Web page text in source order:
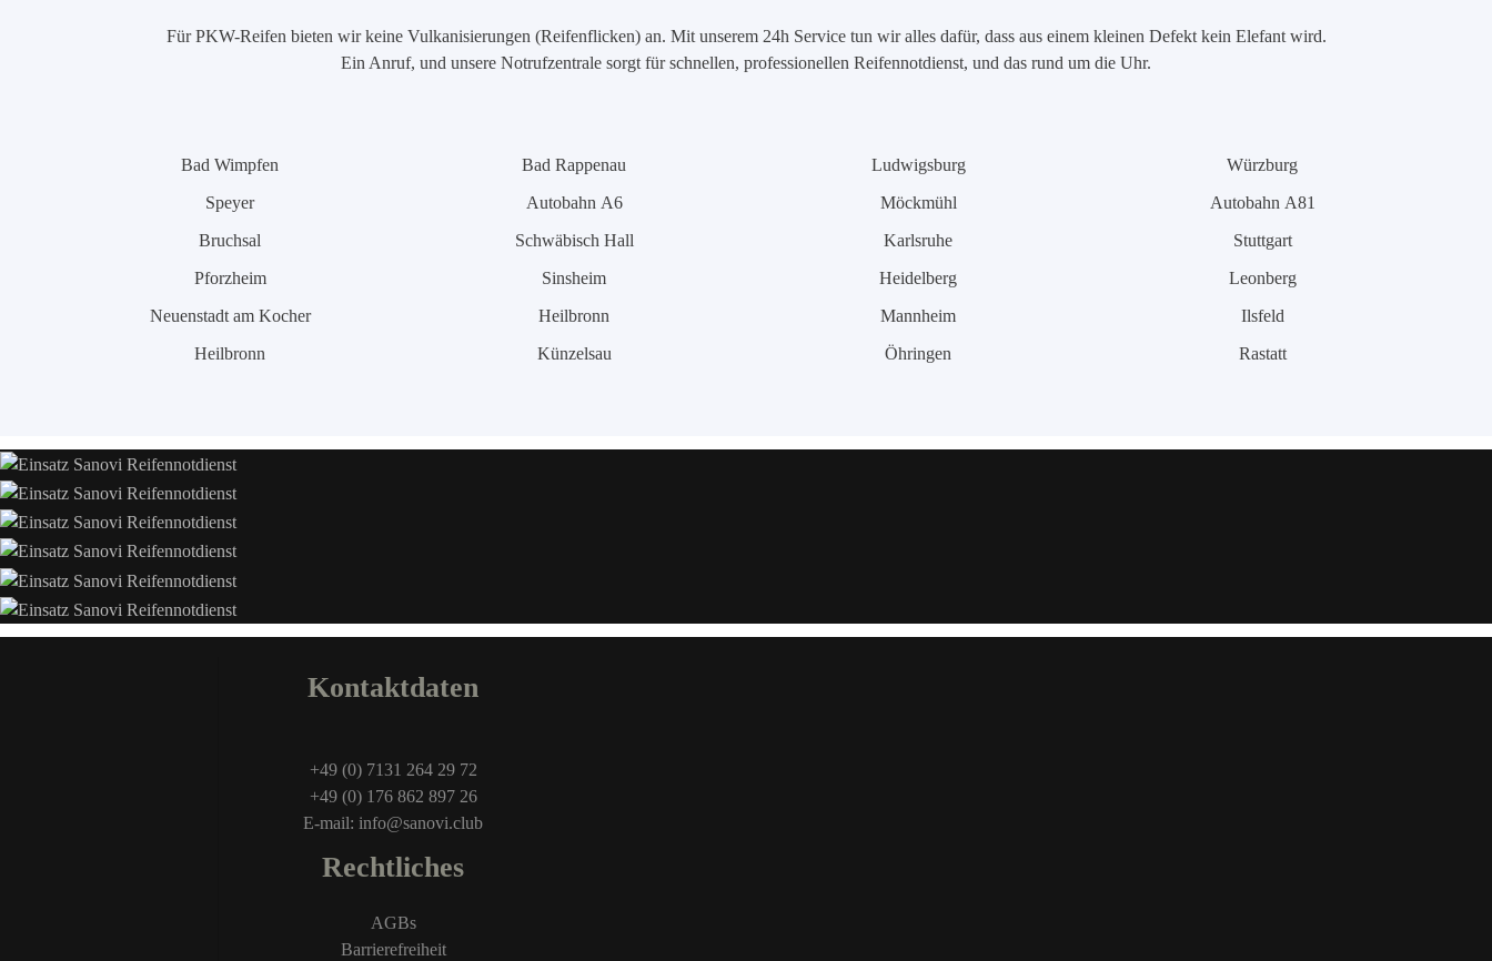
Für PKW-Reifen bieten wir keine Vulkanisierungen (Reifenflicken) an. Mit unserem 24h Service tun wir alles dafür, dass aus einem kleinen Defekt kein Elefant wird.
Ein Anruf, und unsere Notrufzentrale sorgt für schnellen, professionellen Reifennotdienst, und das rund um die Uhr.
Bad Wimpfen
Speyer
Bruchsal
Pforzheim
Neuenstadt am Kocher
Heilbronn
Bad Rappenau
Autobahn A6
Schwäbisch Hall
Sinsheim
Heilbronn
Künzelsau
Ludwigsburg
Möckmühl
Karlsruhe
Heidelberg
Mannheim
Öhringen
Würzburg
Autobahn A81
Stuttgart
Leonberg
Ilsfeld
Rastatt
Kontaktdaten
+49 (0) 7131 264 29 72
+49 (0) 176 862 897 26
E-mail: info@sanovi.club
Rechtliches
AGBs
Barrierefreiheit